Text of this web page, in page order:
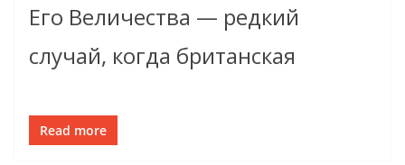
Его Величества — редкий
случай, когда британская
Read more